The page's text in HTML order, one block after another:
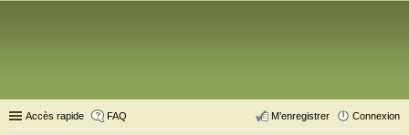
Accès rapide FAQ Connexion
M’enregistrer